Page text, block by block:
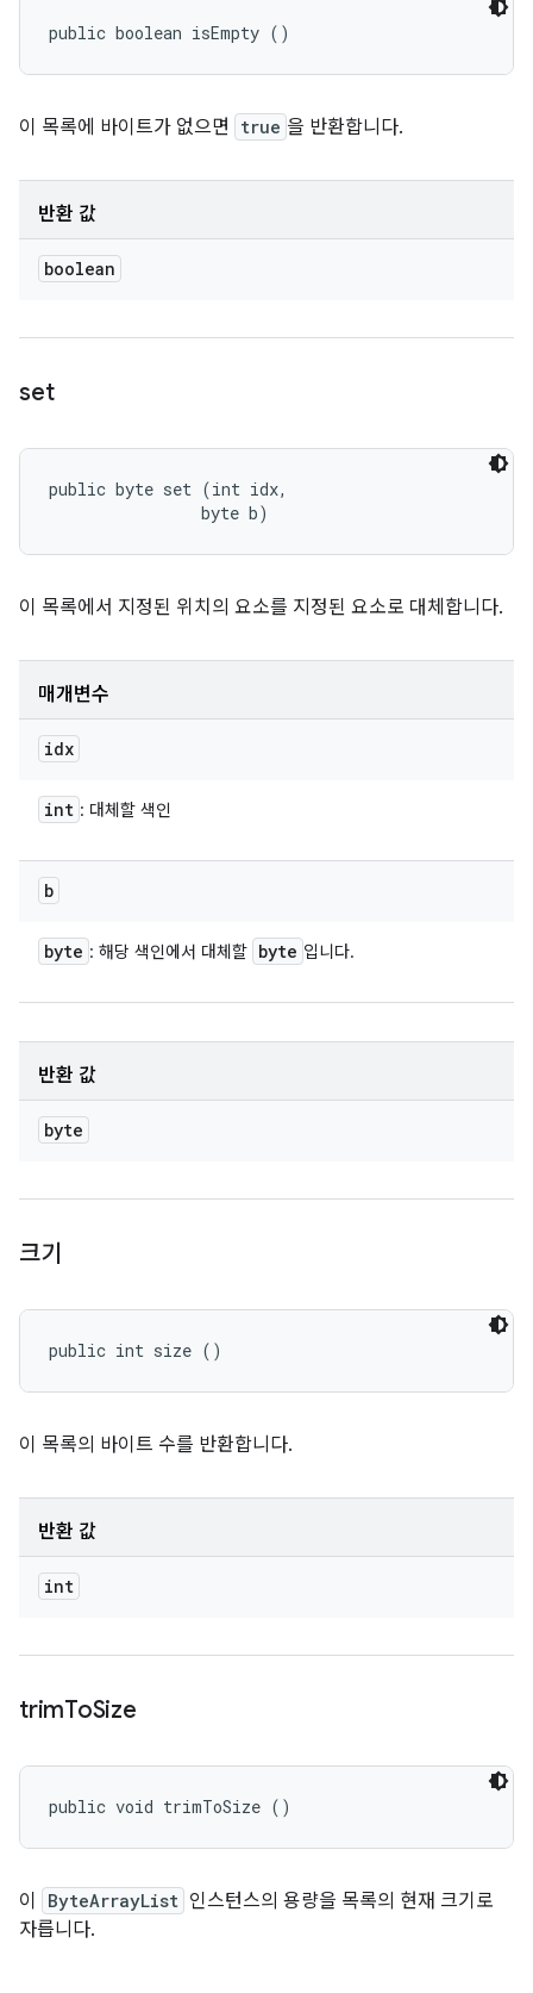
public boolean isEmpty ()
이 목록에 바이트가 없으면 true 을 반환합니다.
반환 값
boolean
set
public byte set (int idx,
                byte b)
이 목록에서 지정된 위치의 요소를 지정된 요소로 대체합니다.
매개변수
idx
int : 대체할 색인
b
byte : 해당 색인에서 대체할 byte 입니다.
반환 값
byte
크기
public int size ()
이 목록의 바이트 수를 반환합니다.
반환 값
int
trimToSize
public void trimToSize ()
이 ByteArrayList 인스턴스의 용량을 목록의 현재 크기로
자릅니다.